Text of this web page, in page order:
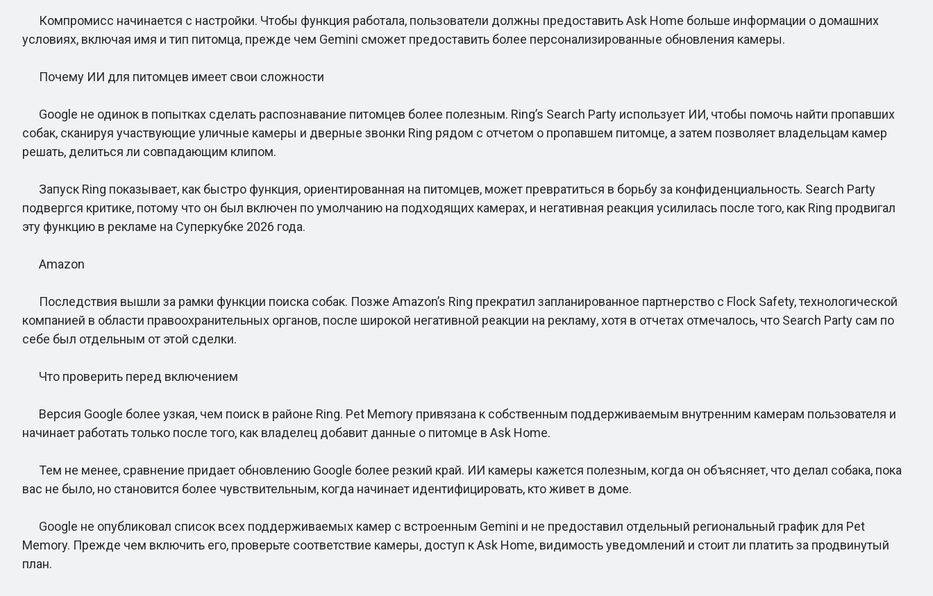
Компромисс начинается с настройки. Чтобы функция работала, пользователи должны предоставить Ask Home больше информации о домашних
условиях, включая имя и тип питомца, прежде чем Gemini сможет предоставить более персонализированные обновления камеры.
Почему ИИ для питомцев имеет свои сложности
Google не одинок в попытках сделать распознавание питомцев более полезным. Ring’s Search Party использует ИИ, чтобы помочь найти пропавших
собак, сканируя участвующие уличные камеры и дверные звонки Ring рядом с отчетом о пропавшем питомце, а затем позволяет владельцам камер
решать, делиться ли совпадающим клипом.
Запуск Ring показывает, как быстро функция, ориентированная на питомцев, может превратиться в борьбу за конфиденциальность. Search Party
подвергся критике, потому что он был включен по умолчанию на подходящих камерах, и негативная реакция усилилась после того, как Ring продвигал
эту функцию в рекламе на Суперкубке 2026 года.
Amazon
Последствия вышли за рамки функции поиска собак. Позже Amazon’s Ring прекратил запланированное партнерство с Flock Safety, технологической
компанией в области правоохранительных органов, после широкой негативной реакции на рекламу, хотя в отчетах отмечалось, что Search Party сам по
себе был отдельным от этой сделки.
Что проверить перед включением
Версия Google более узкая, чем поиск в районе Ring. Pet Memory привязана к собственным поддерживаемым внутренним камерам пользователя и
начинает работать только после того, как владелец добавит данные о питомце в Ask Home.
Тем не менее, сравнение придает обновлению Google более резкий край. ИИ камеры кажется полезным, когда он объясняет, что делал собака, пока
вас не было, но становится более чувствительным, когда начинает идентифицировать, кто живет в доме.
Google не опубликовал список всех поддерживаемых камер с встроенным Gemini и не предоставил отдельный региональный график для Pet
Memory. Прежде чем включить его, проверьте соответствие камеры, доступ к Ask Home, видимость уведомлений и стоит ли платить за продвинутый
план.